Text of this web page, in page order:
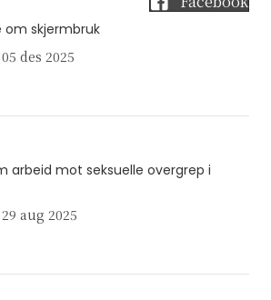
om skjermbruk
05 des 2025
arbeid mot seksuelle overgrep i
29 aug 2025